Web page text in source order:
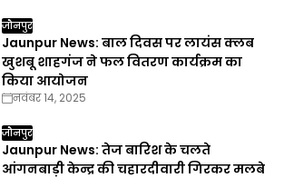
जौनपुर
Jaunpur News: बाल दिवस पर लायंस क्लब
खुशबू शाहगंज ने फल वितरण कार्यक्रम का
किया आयोजन
नवंबर 14, 2025
जौनपुर
Jaunpur News: तेज बारिश के चलते
आंगनबाड़ी केन्द्र की चहारदीवारी गिरकर मलबे